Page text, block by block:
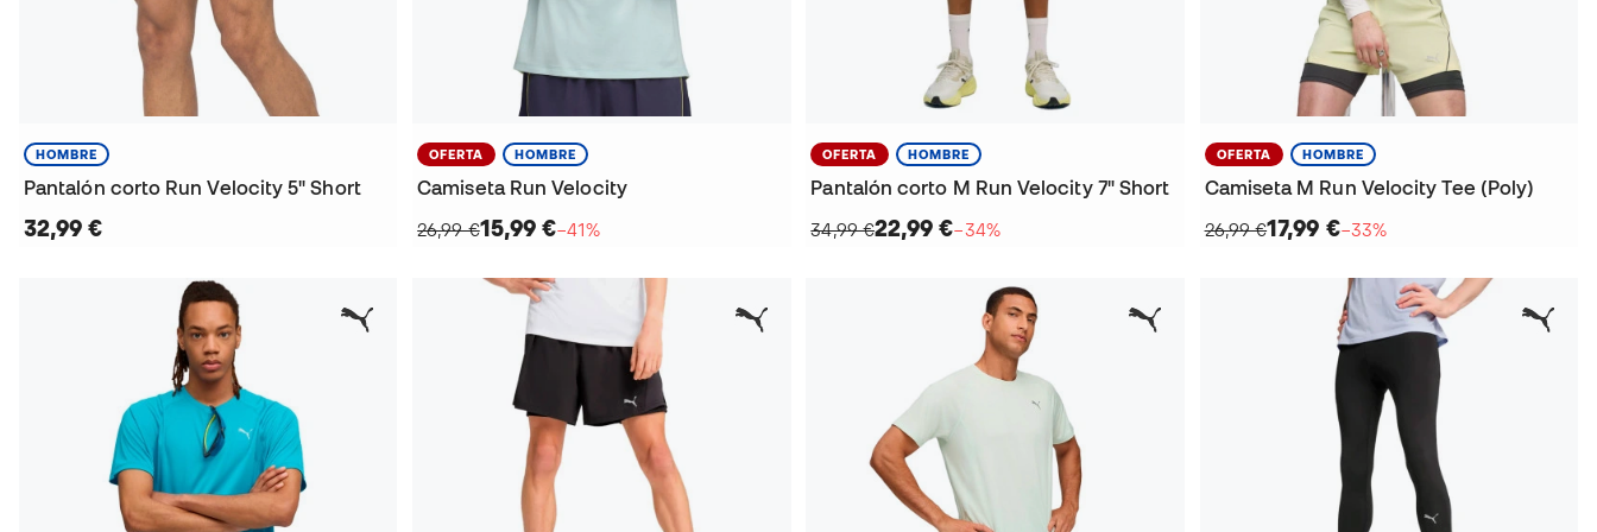
HOMBRE
Pantalón corto Run Velocity 5" Short
32,99 €
OFERTA HOMBRE
Camiseta Run Velocity
26,99 €15,99 €−41%
OFERTA HOMBRE
Pantalón corto M Run Velocity 7" Short
34,99 €22,99 €−34%
OFERTA HOMBRE
Camiseta M Run Velocity Tee (Poly)
26,99 €17,99 €−33%